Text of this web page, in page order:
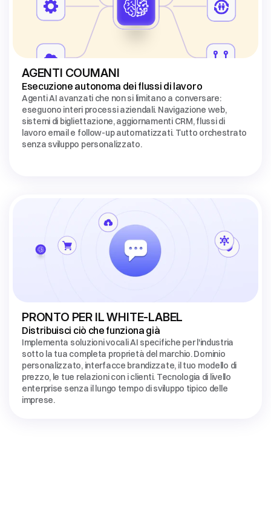
AGENTI COUMANI
Esecuzione autonoma dei flussi di lavoro
Agenti AI avanzati che non si limitano a conversare:
eseguono interi processi aziendali. Navigazione web,
sistemi di bigliettazione, aggiornamenti CRM, flussi di
lavoro email e follow-up automatizzati. Tutto orchestrato
senza sviluppo personalizzato.
PRONTO PER IL WHITE-LABEL
Distribuisci ciò che funziona già
Implementa soluzioni vocali AI specifiche per l'industria
sotto la tua completa proprietà del marchio. Dominio
personalizzato, interfacce brandizzate, il tuo modello di
prezzo, le tue relazioni con i clienti. Tecnologia di livello
enterprise senza il lungo tempo di sviluppo tipico delle
imprese.